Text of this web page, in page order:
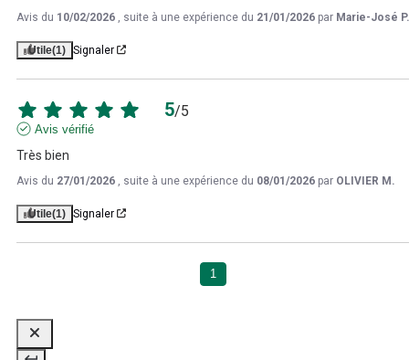
Avis du 10/02/2026 , suite à une expérience du 21/01/2026 par Marie-José P.
Utile(1) Signaler
5/5
Avis vérifié
Très bien
Avis du 27/01/2026 , suite à une expérience du 08/01/2026 par OLIVIER M.
Utile(1) Signaler
1